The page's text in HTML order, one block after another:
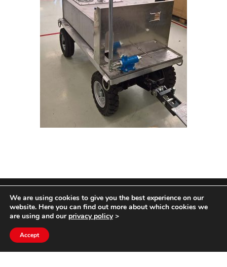
COPYRIGHT HYCOM ALL RIGHTS RESERVED |
IMPRINT|TERMS & CONDITIONS
We are using cookies to give you the best experience on our
website. Here you can find out more about which cookies we
are using and our privacy policy>
Accept